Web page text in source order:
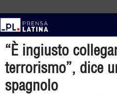
“È ingiusto
terrorismo”, dice
spagnolo